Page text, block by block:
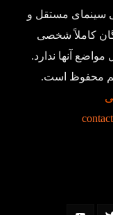
سینمای مستقل و
کاملاً شخصی
آنها ندارد.
محفوظ است.